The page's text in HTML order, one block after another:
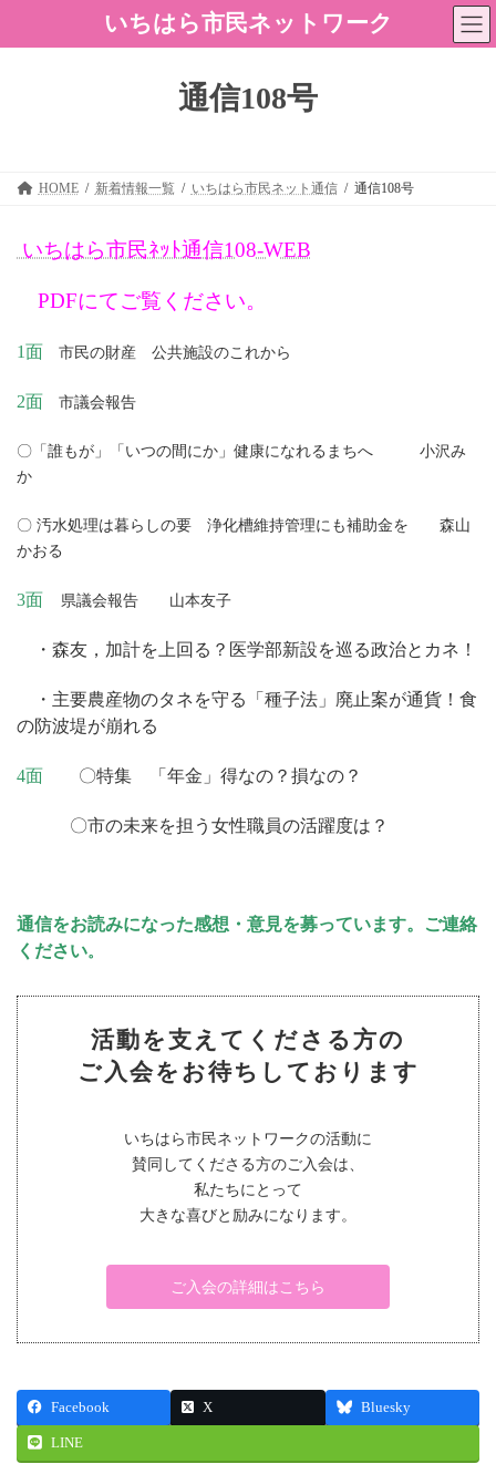
テ
ゲ
いちはら市民ネットワーク
通信108号
HOME 新着情報一覧 いちはら市民ネット通信 通信108号
いちはら市民ﾈｯﾄ通信108-WEB
PDFにてご覧ください。
1面 市民の財産 公共施設のこれから
2面 市議会報告
〇「誰もが」「いつの間にか」健康になれるまちへ 小沢み
か
〇 汚水処理は暮らしの要 浄化槽維持管理にも補助金を 森山
かおる
3面 県議会報告 山本友子
・森友，加計を上回る？医学部新設を巡る政治とカネ！
・主要農産物のタネを守る「種子法」廃止案が通貨！食
の防波堤が崩れる
4面 〇特集 「年金」得なの？損なの？
〇市の未来を担う女性職員の活躍度は？
通信をお読みになった感想・意見を募っています。ご連絡
ください。
活動を支えてくださる方の
ご入会をお待ちしております
いちはら市民ネットワークの活動に
賛同してくださる方のご入会は、
私たちにとって
大きな喜びと励みになります。
ご入会の詳細はこちら
Facebook X Bluesky
LINE